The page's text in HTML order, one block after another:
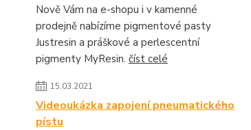
Nově Vám na e-shopu i v kamenné
prodejně nabízíme pigmentové pasty
Justresin a práškové a perlescentní
pigmenty MyResin. číst celé
15.03.2021
Videoukázka zapojení pneumatického
pístu